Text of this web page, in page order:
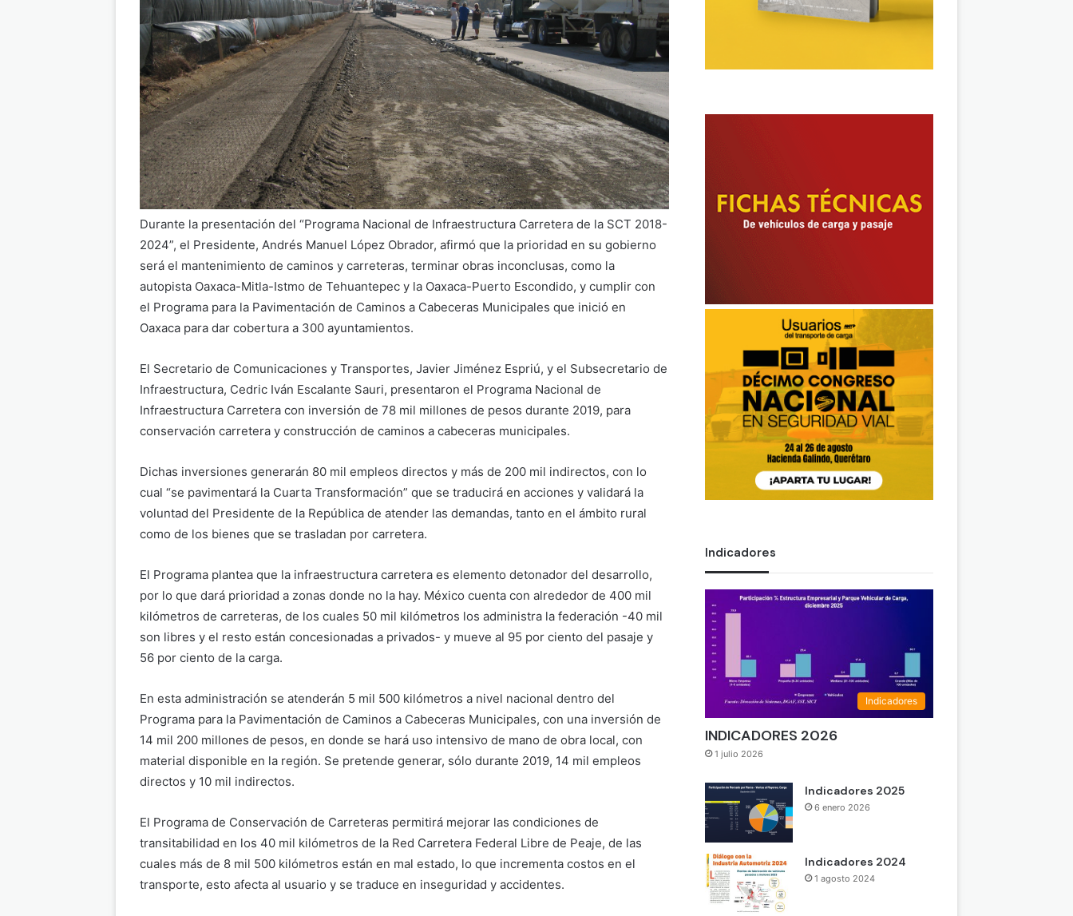
Durante la presentación del “Programa Nacional de Infraestructura Carretera de la SCT 2018-
2024”, el Presidente, Andrés Manuel López Obrador, afirmó que la prioridad en su gobierno
será el mantenimiento de caminos y carreteras, terminar obras inconclusas, como la
autopista Oaxaca-Mitla-Istmo de Tehuantepec y la Oaxaca-Puerto Escondido, y cumplir con
el Programa para la Pavimentación de Caminos a Cabeceras Municipales que inició en
Oaxaca para dar cobertura a 300 ayuntamientos.
El Secretario de Comunicaciones y Transportes, Javier Jiménez Espriú, y el Subsecretario de
Infraestructura, Cedric Iván Escalante Sauri, presentaron el Programa Nacional de
Infraestructura Carretera con inversión de 78 mil millones de pesos durante 2019, para
conservación carretera y construcción de caminos a cabeceras municipales.
Dichas inversiones generarán 80 mil empleos directos y más de 200 mil indirectos, con lo
cual “se pavimentará la Cuarta Transformación” que se traducirá en acciones y validará la
voluntad del Presidente de la República de atender las demandas, tanto en el ámbito rural
como de los bienes que se trasladan por carretera.
El Programa plantea que la infraestructura carretera es elemento detonador del desarrollo,
por lo que dará prioridad a zonas donde no la hay. México cuenta con alrededor de 400 mil
kilómetros de carreteras, de los cuales 50 mil kilómetros los administra la federación -40 mil
son libres y el resto están concesionadas a privados- y mueve al 95 por ciento del pasaje y
56 por ciento de la carga.
En esta administración se atenderán 5 mil 500 kilómetros a nivel nacional dentro del
Programa para la Pavimentación de Caminos a Cabeceras Municipales, con una inversión de
14 mil 200 millones de pesos, en donde se hará uso intensivo de mano de obra local, con
material disponible en la región. Se pretende generar, sólo durante 2019, 14 mil empleos
directos y 10 mil indirectos.
El Programa de Conservación de Carreteras permitirá mejorar las condiciones de
transitabilidad en los 40 mil kilómetros de la Red Carretera Federal Libre de Peaje, de las
cuales más de 8 mil 500 kilómetros están en mal estado, lo que incrementa costos en el
transporte, esto afecta al usuario y se traduce en inseguridad y accidentes.
Indicadores
Indicadores
INDICADORES 2026
1 julio 2026
Indicadores 2025
6 enero 2026
Indicadores 2024
1 agosto 2024